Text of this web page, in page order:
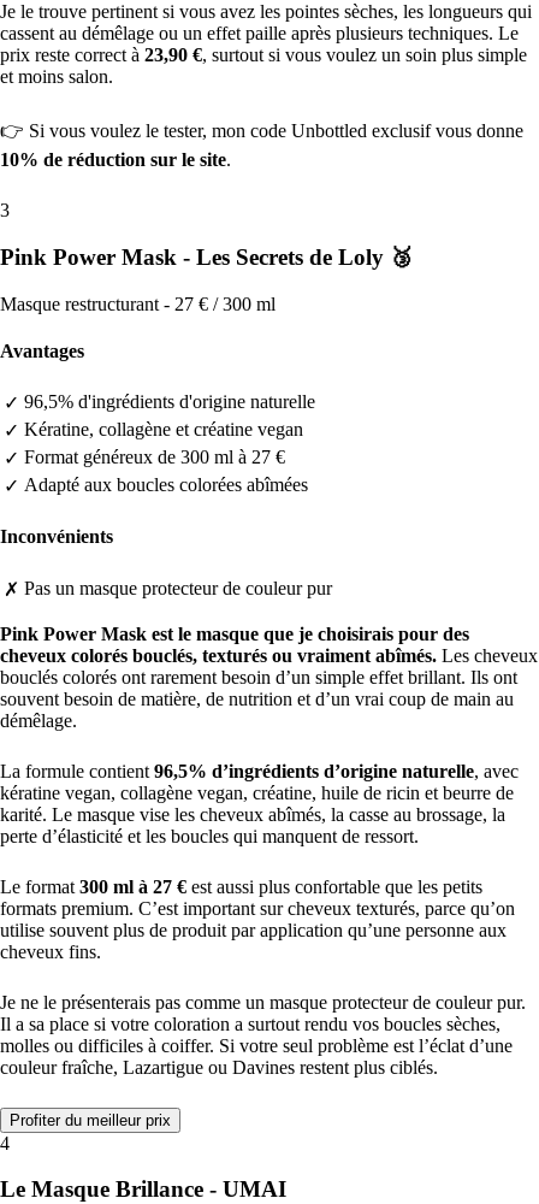
Je le trouve pertinent si vous avez les pointes sèches, les longueurs qui
cassent au démêlage ou un effet paille après plusieurs techniques. Le
prix reste correct à 23,90 €, surtout si vous voulez un soin plus simple
et moins salon.
👉 Si vous voulez le tester, mon code Unbottled exclusif vous donne
10% de réduction sur le site.
3
Pink Power Mask - Les Secrets de Loly 🥉
Masque restructurant - 27 € / 300 ml
Avantages
✓ 96,5% d'ingrédients d'origine naturelle
✓ Kératine, collagène et créatine vegan
✓ Format généreux de 300 ml à 27 €
✓ Adapté aux boucles colorées abîmées
Inconvénients
✗ Pas un masque protecteur de couleur pur
Pink Power Mask est le masque que je choisirais pour des
cheveux colorés bouclés, texturés ou vraiment abîmés. Les cheveux
bouclés colorés ont rarement besoin d’un simple effet brillant. Ils ont
souvent besoin de matière, de nutrition et d’un vrai coup de main au
démêlage.
La formule contient 96,5% d’ingrédients d’origine naturelle, avec
kératine vegan, collagène vegan, créatine, huile de ricin et beurre de
karité. Le masque vise les cheveux abîmés, la casse au brossage, la
perte d’élasticité et les boucles qui manquent de ressort.
Le format 300 ml à 27 € est aussi plus confortable que les petits
formats premium. C’est important sur cheveux texturés, parce qu’on
utilise souvent plus de produit par application qu’une personne aux
cheveux fins.
Je ne le présenterais pas comme un masque protecteur de couleur pur.
Il a sa place si votre coloration a surtout rendu vos boucles sèches,
molles ou difficiles à coiffer. Si votre seul problème est l’éclat d’une
couleur fraîche, Lazartigue ou Davines restent plus ciblés.
Profiter du meilleur prix
4
Le Masque Brillance - UMAI